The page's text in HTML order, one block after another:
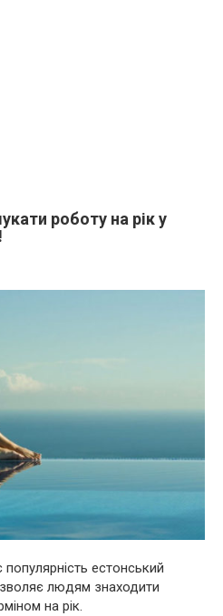
роботу на рік у
естонський
людям знаходити
на рік.